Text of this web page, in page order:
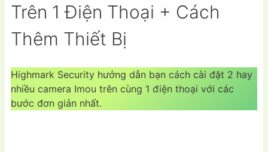
Trên 1 Điện Thoại + Cách
Thêm Thiết Bị
Highmark Security hướng dẫn bạn cách cài đặt 2 hay
nhiều camera Imou trên cùng 1 điện thoại với các
bước đơn giản nhất.